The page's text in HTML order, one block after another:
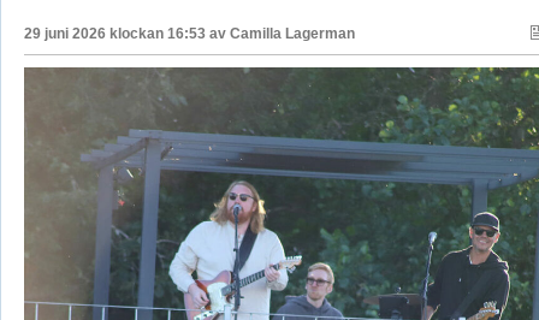
29 juni 2026 klockan 16:53 av Camilla Lagerman